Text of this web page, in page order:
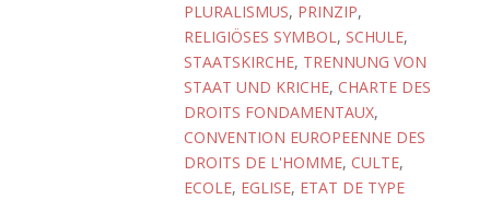
PLURALISMUS, PRINZIP,
RELIGIÖSES SYMBOL, SCHULE,
STAATSKIRCHE, TRENNUNG VON
STAAT UND KRICHE, CHARTE DES
DROITS FONDAMENTAUX,
CONVENTION EUROPEENNE DES
DROITS DE L'HOMME, CULTE,
ECOLE, EGLISE, ETAT DE TYPE